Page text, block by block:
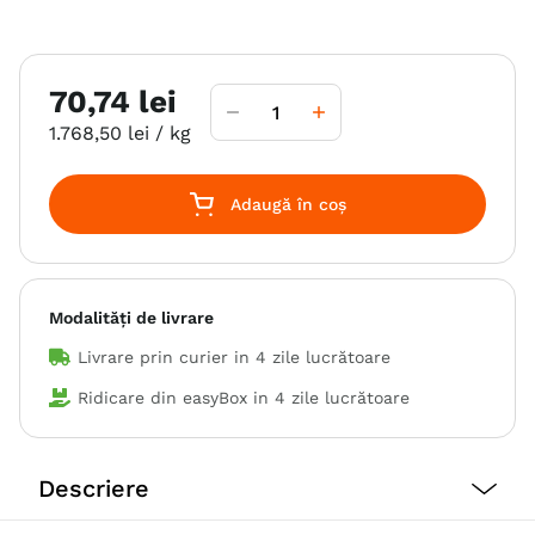
70,74 lei
1.768,50 lei / kg
Adaugă în coș
Modalități de livrare
Livrare prin curier in 4 zile lucrătoare
Ridicare din easyBox in 4 zile lucrătoare
Descriere